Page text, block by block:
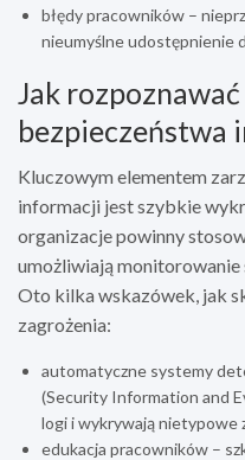
błędy pracowników –
nieumyślne udostępnienie
Jak
bezpieczeństwa
Kluczowym elementem
informacji jest szybkie
organizacje powinny
umożliwiają monitorowanie
Oto kilka wskazówek, jak
zagrożenia:
automatyczne systemy
(Security Information and
logi i wykrywają nietypowe
edukacja pracowników –